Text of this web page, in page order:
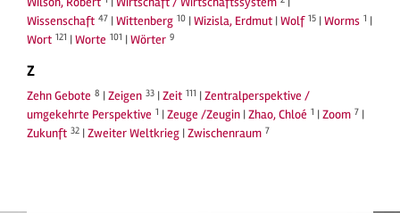
Wissenschaft 47 |Wittenberg 10 |Wizisla, Erdmut |Wolf 15 |Worms 1 |
Wort 121 |Worte 101 |Wörter 9
Z
Zehn Gebote 8 |Zeigen 33 |Zeit 111 |Zentralperspektive /
umgekehrte Perspektive 1 |Zeuge /Zeugin |Zhao, Chloé 1 |Zoom 7 |
Zukunft 32 |Zweiter Weltkrieg |Zwischenraum 7